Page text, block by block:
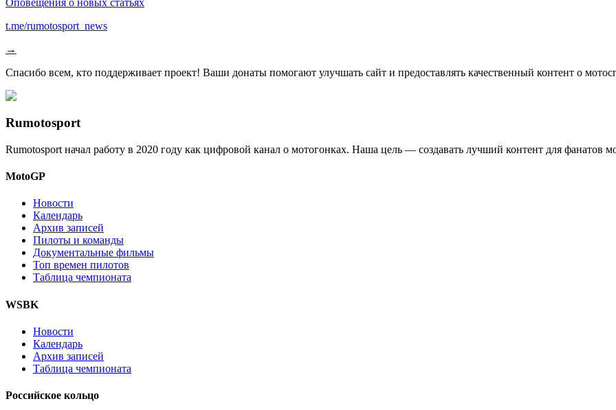
Оповещения о новых статьях
t.me/rumotosport_news
→
Спасибо всем, кто поддерживает проект! Ваши донаты помогают улучшать сайт и предоставлять качественный контент о
Rumotosport
Rumotosport начал работу в 2020 году как цифровой канал о мотогонках. Наша цель — создавать лучший контент для фанатов
MotoGP
Новости
Календарь
Архив записей
Пилоты и команды
Документальные фильмы
Топ времен пилотов
Таблица чемпионата
WSBK
Новости
Календарь
Архив записей
Таблица чемпионата
Российское кольцо